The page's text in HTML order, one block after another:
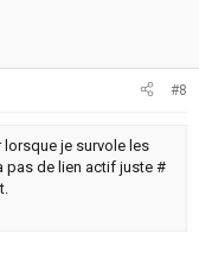
#8
je survole les
pas de lien actif juste #